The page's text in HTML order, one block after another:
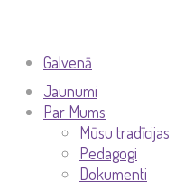
Galvenā
Jaunumi
Par Mums
Mūsu tradīcijas
Pedagogi
Dokumenti